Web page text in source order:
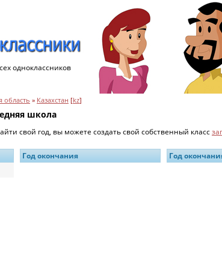
одноклассников
область » Казахстан [kz]
школа
свой год, вы можете создать свой собственный класс
Год окончания
Год